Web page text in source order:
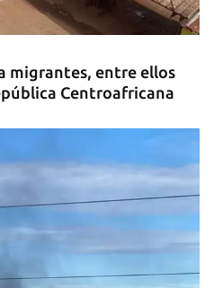
migrantes, entre ellos
Centroafricana